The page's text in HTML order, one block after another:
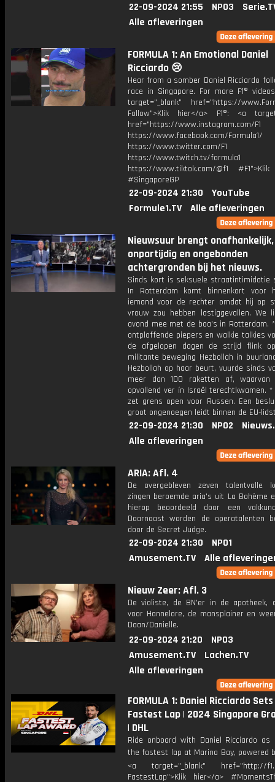
22-09-2024 21:55 NPO3
Alle afleveringen
FORMULA 1: An Emotional Daniel
Ricciardo 😢
Hear from a somber Daniel Ricciardo
race in Singapore. For more F1®
target="_blank" href="https://
Follow">Klik hier</a> F1®: <a
href="https://www.instagram.com/F1
https://www.facebook.com/Formula1/
https://www.twitter.com/F1
https://www.twitch.tv/formula1
https://www.tiktok.com/@f1
#SingaporeGP
22-09-2024 21:30
YouTube
Formule1.TV
Alle afleveringen
Nieuwsuur brengt onafhankelijk,
onpartijdig en ongebonden
achtergronden bij het nieuws.
Sinds kort is seksuele straatintimidatie
In Rotterdam komt binnenkort voor
iemand voor de rechter omdat hij op
vrouw zou hebben lastiggevallen. We
avond mee met de boa's in Rotterdam.
ontploffende piepers en walkie talkies
de afgelopen dagen de strijd flink
militante beweging Hezbollah in
Hezbollah op haar beurt, vuurde sinds
meer dan 100 raketten af, waarvan
opvallend ver ín Israël terechtkwamen. *
zet grens open voor Russen. Een
groot ongenoegen leidt binnen de EU-
22-09-2024 21:30 NPO2
Alle afleveringen
ARIA: Afl. 4
De overgebleven zeven talentvolle
zingen beroemde aria's uit La Bohème
hierop beoordeeld door een
Daarnaast worden de operatalenten
door de Secret Judge.
22-09-2024 21:30
NPO1
Amusement.TV
Alle
Nieuw Zeer: Afl. 3
De violiste, de BN'er in de apotheek,
voor Hannelore, de mansplainer en
Daan/Danielle.
22-09-2024 21:20
NPO3
Amusement.TV
Lachen.TV
Alle afleveringen
FORMULA 1: Daniel Ricciardo
Fastest Lap | 2024 Singapore
| DHL
Ride onboard with Daniel Ricciardo as
the fastest lap at Marina Bay, powered
<a target="_blank" href="http://
FastestLap">Klik hier</a>